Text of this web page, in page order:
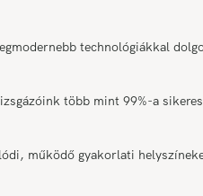
technológiákkal
több mint 99%-a
működő gyakorlati